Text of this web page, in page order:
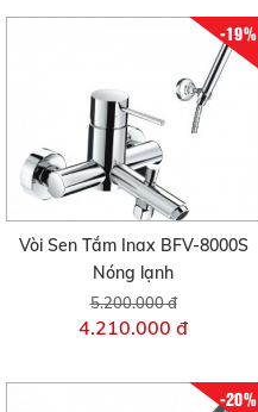
-19%
Vòi Sen Tắm Inax BFV-8000S
Nóng lạnh
5.200.000 đ
4.210.000 đ
-20%